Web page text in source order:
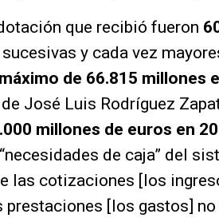
que recibió fueron
sucesivas y cada vez
de 66.815 millones
José Luis Rodríguez
millones de euros en
de caja” del
las cotizaciones [los
prestaciones [los gastos] no